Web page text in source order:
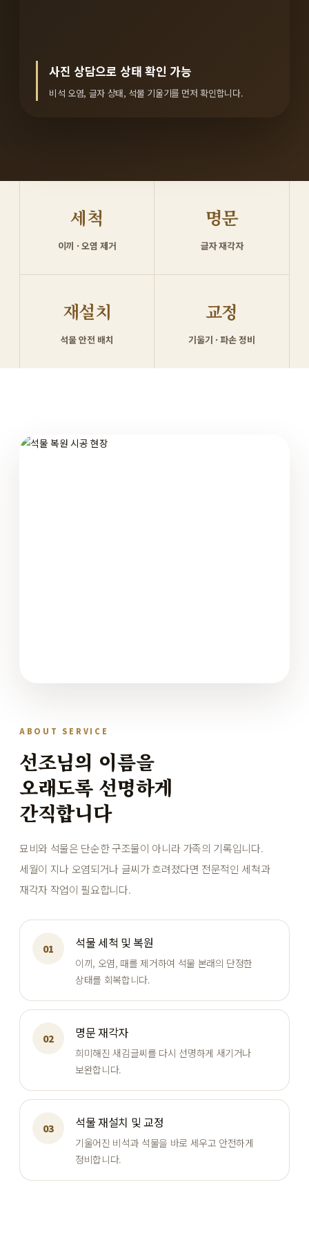
사진 상담으로 상태 확인 가능
비석 오염, 글자 상태, 석물 기울기를 먼저 확인합니다.
세척
이끼 · 오염 제거
명문
글자 재각자
재설치
석물 안전 배치
교정
기울기 · 파손 정비
ABOUT SERVICE
선조님의 이름을
오래도록 선명하게
간직합니다
묘비와 석물은 단순한 구조물이 아니라 가족의 기록입니다.
세월이 지나 오염되거나 글씨가 흐려졌다면 전문적인 세척과
재각자 작업이 필요합니다.
01 석물 세척 및 복원
이끼, 오염, 때를 제거하여 석물 본래의 단정한
상태를 회복합니다.
02 명문 재각자
희미해진 새김글씨를 다시 선명하게 새기거나
보완합니다.
03 석물 재설치 및 교정
기울어진 비석과 석물을 바로 세우고 안전하게
정비합니다.